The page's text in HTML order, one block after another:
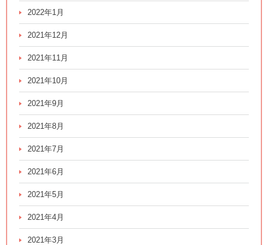
2022年1月
2021年12月
2021年11月
2021年10月
2021年9月
2021年8月
2021年7月
2021年6月
2021年5月
2021年4月
2021年3月